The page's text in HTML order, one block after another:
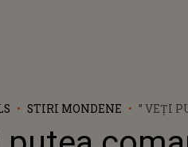
STIRI MONDENE
” VEȚI
MEI”